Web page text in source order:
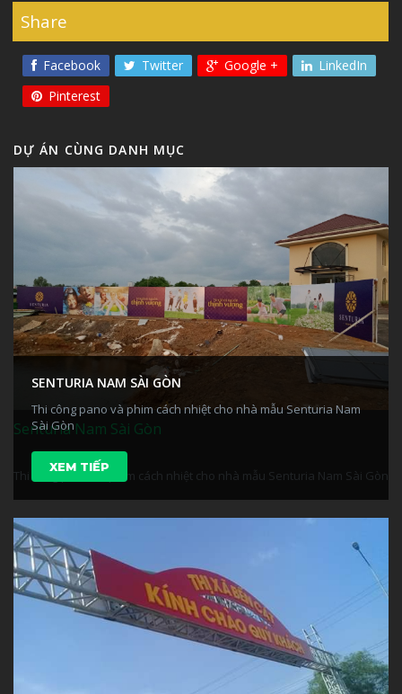
Share
Facebook Twitter Google +
LinkedIn
Pinterest
DỰ ÁN CÙNG DANH MỤC
SENTURIA NAM SÀI GÒN
Thi công pano và phim cách nhiệt cho nhà mẫu Senturia Nam
Sài Gòn
XEM TIẾP
Senturia Nam Sài Gòn
Thi công pano và phim cách nhiệt cho nhà mẫu Senturia Nam Sài Gòn